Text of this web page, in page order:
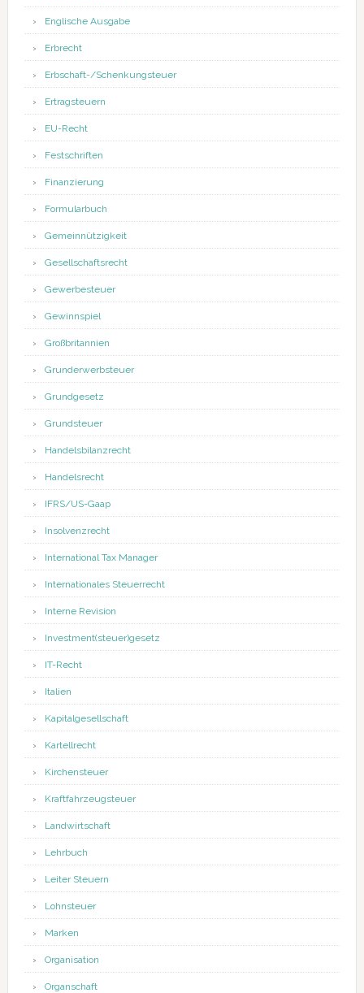
Englische Ausgabe
Erbrecht
Erbschaft-/Schenkungsteuer
Ertragsteuern
EU-Recht
Festschriften
Finanzierung
Formularbuch
Gemeinnützigkeit
Gesellschaftsrecht
Gewerbesteuer
Gewinnspiel
Großbritannien
Grunderwerbsteuer
Grundgesetz
Grundsteuer
Handelsbilanzrecht
Handelsrecht
IFRS/US-Gaap
Insolvenzrecht
International Tax Manager
Internationales Steuerrecht
Interne Revision
Investment(steuer)gesetz
IT-Recht
Italien
Kapitalgesellschaft
Kartellrecht
Kirchensteuer
Kraftfahrzeugsteuer
Landwirtschaft
Lehrbuch
Leiter Steuern
Lohnsteuer
Marken
Organisation
Organschaft